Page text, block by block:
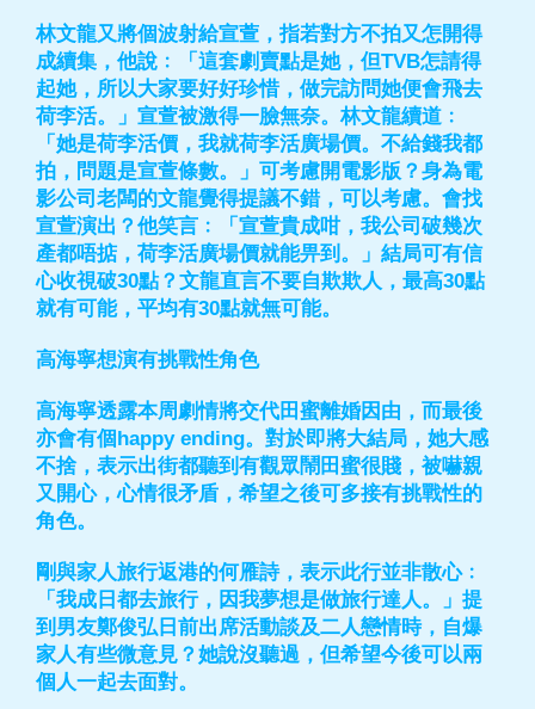
林文龍又將個波射給宣萱，指若對方不拍又怎開得
成續集，他說﹕「這套劇賣點是她，但TVB怎請得
起她，所以大家要好好珍惜，做完訪問她便會飛去
荷李活。」宣萱被激得一臉無奈。林文龍續道﹕
「她是荷李活價，我就荷李活廣場價。不給錢我都
拍，問題是宣萱條數。」可考慮開電影版？身為電
影公司老闆的文龍覺得提議不錯，可以考慮。會找
宣萱演出？他笑言﹕「宣萱貴成咁，我公司破幾次
產都唔掂，荷李活廣場價就能畀到。」結局可有信
心收視破30點？文龍直言不要自欺欺人，最高30點
就有可能，平均有30點就無可能。
高海寧想演有挑戰性角色
高海寧透露本周劇情將交代田蜜離婚因由，而最後
亦會有個happy ending。對於即將大結局，她大感
不捨，表示出街都聽到有觀眾鬧田蜜很賤，被嚇親
又開心，心情很矛盾，希望之後可多接有挑戰性的
角色。
剛與家人旅行返港的何雁詩，表示此行並非散心﹕
「我成日都去旅行，因我夢想是做旅行達人。」提
到男友鄭俊弘日前出席活動談及二人戀情時，自爆
家人有些微意見？她說沒聽過，但希望今後可以兩
個人一起去面對。